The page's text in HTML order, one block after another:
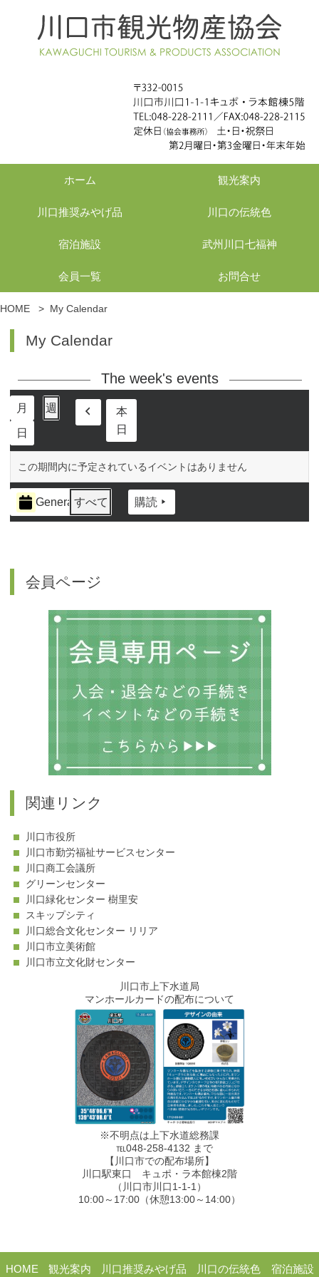
ホーム 観光案内
川口推奨みやげ品 川口の伝統色
宿泊施設 武州川口七福神
会員一覧 お問合せ
HOME > My Calendar
My Calendar
The week's events
月 週
日
本
日
この期間内に予定されているイベントはありません
イ
ベ
Generalすべて 購読
会員ページ
関連リンク
川口市役所
川口市勤労福祉サービスセンター
川口商工会議所
グリーンセンター
川口緑化センター 樹里安
スキップシティ
川口総合文化センター リリア
川口市立美術館
川口市立文化財センター
川口市上下水道局
マンホールカードの配布について
※不明点は上下水道総務課
℡048-258-4132 まで
【川口市での配布場所】
川口駅東口 キュポ・ラ本館棟2階
（川口市川口1-1-1）
10:00～17:00（休憩13:00～14:00）
HOME 観光案内 川口推奨みやげ品 川口の伝統色
宿泊施設